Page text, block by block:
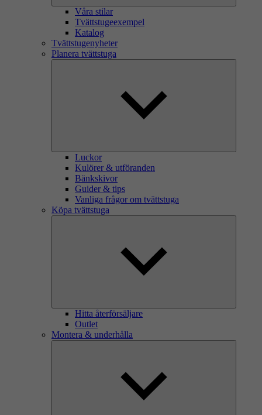
Våra stilar
Tvättstugeexempel
Katalog
Tvättstugenyheter
Planera tvättstuga
Luckor
Kulörer & utföranden
Bänkskivor
Guider & tips
Vanliga frågor om tvättstuga
Köpa tvättstuga
Hitta återförsäljare
Outlet
Montera & underhålla